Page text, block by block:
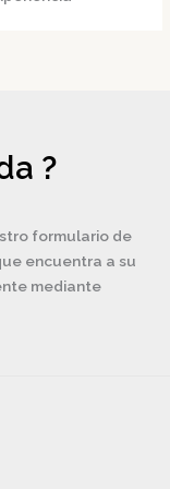
?
formulario de
encuentra a su
mediante